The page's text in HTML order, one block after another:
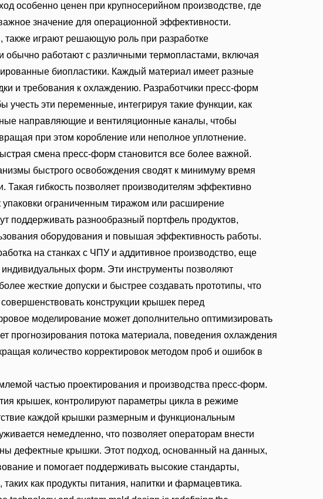
особенно ценен при крупносерийном производстве, где
значение для операционной эффективности.
играют решающую роль при разработке
работают с различными термопластами, включая
биопластики. Каждый материал имеет разные
и требования к охлаждению. Разработчики пресс-форм
учесть эти переменные, интегрируя такие функции, как
направляющие и вентиляционные каналы, чтобы
при этом коробление или неполное уплотнение.
смена пресс-форм становится все более важной.
быстрого освобождения сводят к минимуму время
Такая гибкость позволяет производителям эффективно
упаковки ограниченным тиражом или расширение
поддерживать разнообразный портфель продуктов,
оборудования и повышая эффективность работы.
на станках с ЧПУ и аддитивное производство, еще
форм. Эти инструменты позволяют
жесткие допуски и быстрее создавать прототипы, что
конструкции крышек перед
моделирование может дополнительно оптимизировать
прогнозирования потока материала, поведения охлаждения
количество корректировок методом проб и ошибок в
частью проектирования и производства пресс-форм.
крышек, контролируют параметры цикла в режиме
каждой крышки размерным и функциональным
немедленно, что позволяет операторам внести
дефектные крышки. Этот подход, основанный на данных,
и помогает поддерживать высокие стандарты,
как продукты питания, напитки и фармацевтика.